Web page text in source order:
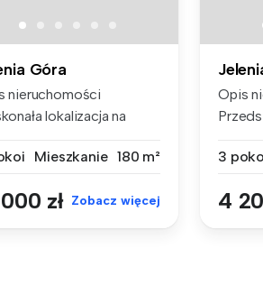
Góra
nieruchomości
lokalizacja na
Mieszkanie 180 m²
zł Zobacz więcej
Opis
3
4